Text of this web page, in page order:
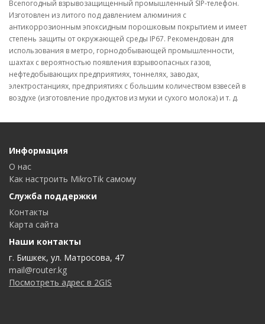
Всепогодный взрывозащищенный промышленный SIP-телефон.
Изготовлен из литого под давлением алюминия с
антикоррозионным эпоксидным порошковым покрытием и имеет
степень защиты от окружающей среды IP67. Рекомендован для
использования в метро, горнодобывающей промышленности,
шахтах с вероятностью появления взрывоопасных газов,
нефтедобывающих предприятиях, тоннелях, заводах,
электростанциях, предприятиях с большим количеством взвесей в
воздухе (изготовление продуктов из муки и сухого молока) и т. д.
Информация
О нас
Как настроить MikroTik самому
Служба поддержки
Контакты
Карта сайта
Наши контакты
г. Бишкек, ул. Матросова, 47
mail@router.kg
Посмотреть адрес в 2GIS